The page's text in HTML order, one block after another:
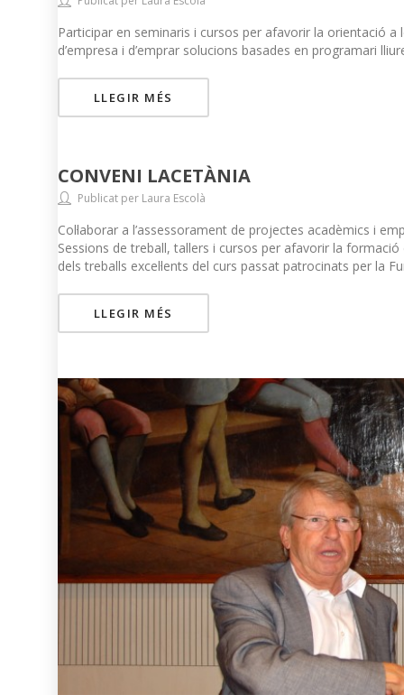
Participar en seminaris i cursos per afavorir la orientació
d’empresa i d’emprar solucions basades en programari
LLEGIR MÉS
CONVENI LACETÀNIA
Publicat per Laura Escolà
Col·laborar a l’assessorament de projectes acadèmics i
Sessions de treball, tallers i cursos per afavorir la
dels treballs excel·lents del curs passat patrocinats per la
LLEGIR MÉS